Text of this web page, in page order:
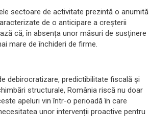
sectoare de activitate prezintă o anumită
de o anticipare a creșterii
că, în absența unor măsuri de susținere
mare de închideri de firme.
debirocratizare, predictibilitate fiscală și
structurale, România riscă nu doar
apeluri vin într-o perioadă în care
unor intervenții proactive pentru